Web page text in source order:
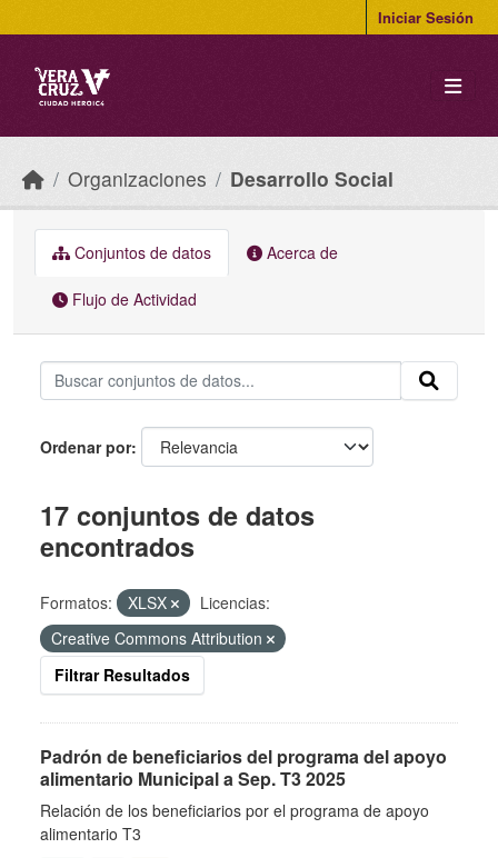
Iniciar Sesión
Organizaciones Desarrollo Social
Conjuntos de datos Acerca de
Flujo de Actividad
Ordenar por
17 conjuntos de datos
encontrados
Formatos: XLSX
Licencias:
Creative Commons Attribution
Filtrar Resultados
Padrón de beneficiarios del programa del apoyo
alimentario Municipal a Sep. T3 2025
Relación de los beneficiarios por el programa de apoyo
alimentario T3